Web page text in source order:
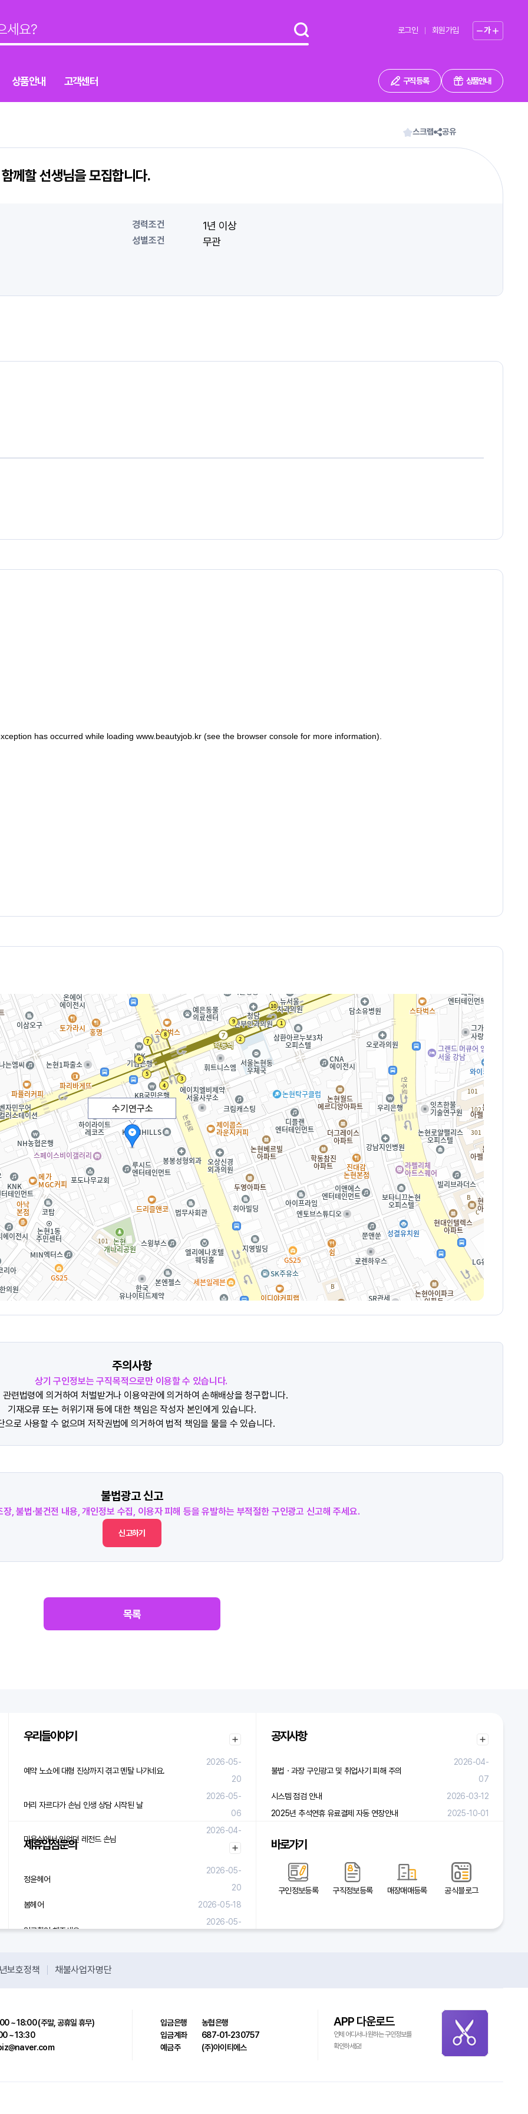
로그인 회원가입 가
상품안내 고객센터 구직 등록 상품안내
스크랩 공유
께할 선생님을 모집합니다.
경력조건 1년 이상
성별조건 무관
수기연구소
주의사항
상기 구인정보는 구직목적으로만 이용할 수 있습니다.
관련법령에 의거하여 처벌받거나 이용약관에 의거하여 손해배상을 청구합니다.
기재오류 또는 허위기재 등에 대한 책임은 작성자 본인에게 있습니다.
으로 사용할 수 없으며 저작권법에 의거하여 법적 책임을 물을 수 있습니다.
불법광고 신고
장, 불법·불건전 내용, 개인정보 수집, 이용자 피해 등을 유발하는 부적절한 구인광고 신고해 주세요.
신고하기
목록
우리들이야기
예약 노쇼에 대형 진상까지 겪고 멘탈 나가네요.
2026-05-
20
머리 자르다가 손님 인생 상담 시작된 날
2026-05-
06
미용실에서 있었던 레전드 손님
2026-04-
29
제휴입점문의
정윤헤어
2026-05-
20
봄헤어
2026-05-18
입금확인 해주세요.
2026-05-
공지사항
불법ㆍ과장 구인광고 및 취업사기 피해 주의
2026-04-
07
시스템 점검 안내
2026-03-12
2025년 추석연휴 유료결제 자동 연장안내
2025-10-01
바로가기
구인정보등록 구직정보등록 매장매매등록 공식블로그
보호정책 채불사업자명단
~ 18:00 (주말, 공휴일 휴무)
~ 13:30
입금은행
농협은행
입금계좌
687-01-230757
예금주
(주)아이티에스
APP 다운로드
언제 어디서나 원하는 구인정보를
확인하세요!